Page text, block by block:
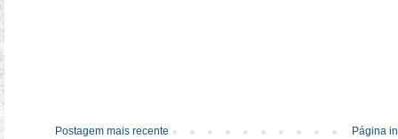
Postagem mais recente Página